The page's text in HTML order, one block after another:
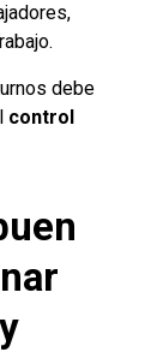
debe
control